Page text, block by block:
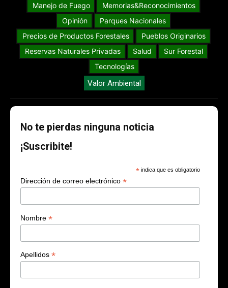
Manejo de Fuego
Memorias&Reconocimientos
Opinión
Parques Nacionales
Precios de Productos Forestales
Pueblos Originarios
Reservas Naturales Privadas
Salud
Sur Forestal
Tecnologías
Valor Ambiental
No te pierdas ninguna noticia
¡Suscribite!
* indica que es obligatorio
Dirección de correo electrónico *
Nombre *
Apellidos *